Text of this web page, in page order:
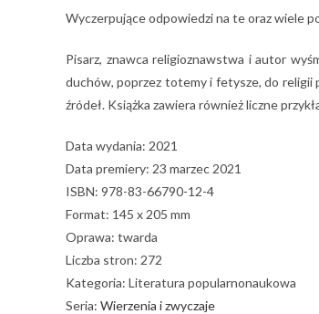
Wyczerpujące odpowiedzi na te oraz wiele
Pisarz, znawca religioznawstwa i autor
duchów, poprzez totemy i fetysze, do religii
źródeł. Książka zawiera również liczne
Data wydania: 2021
Data premiery: 23 marzec 2021
ISBN: 978-83-66790-12-4
Format: 145 x 205 mm
Oprawa: twarda
Liczba stron: 272
Kategoria: Literatura popularnonaukowa
Seria: Wierzenia i zwyczaje